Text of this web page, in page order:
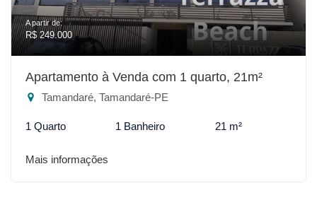
A partir de:
R$ 249.000
Apartamento à Venda com 1 quarto, 21m²
Tamandaré, Tamandaré-PE
1 Quarto 1 Banheiro 21 m²
Mais informações